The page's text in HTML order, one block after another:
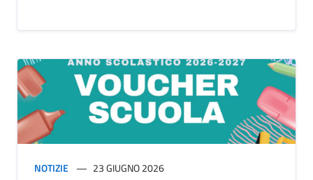
NOTIZIE 23 GIUGNO 2026